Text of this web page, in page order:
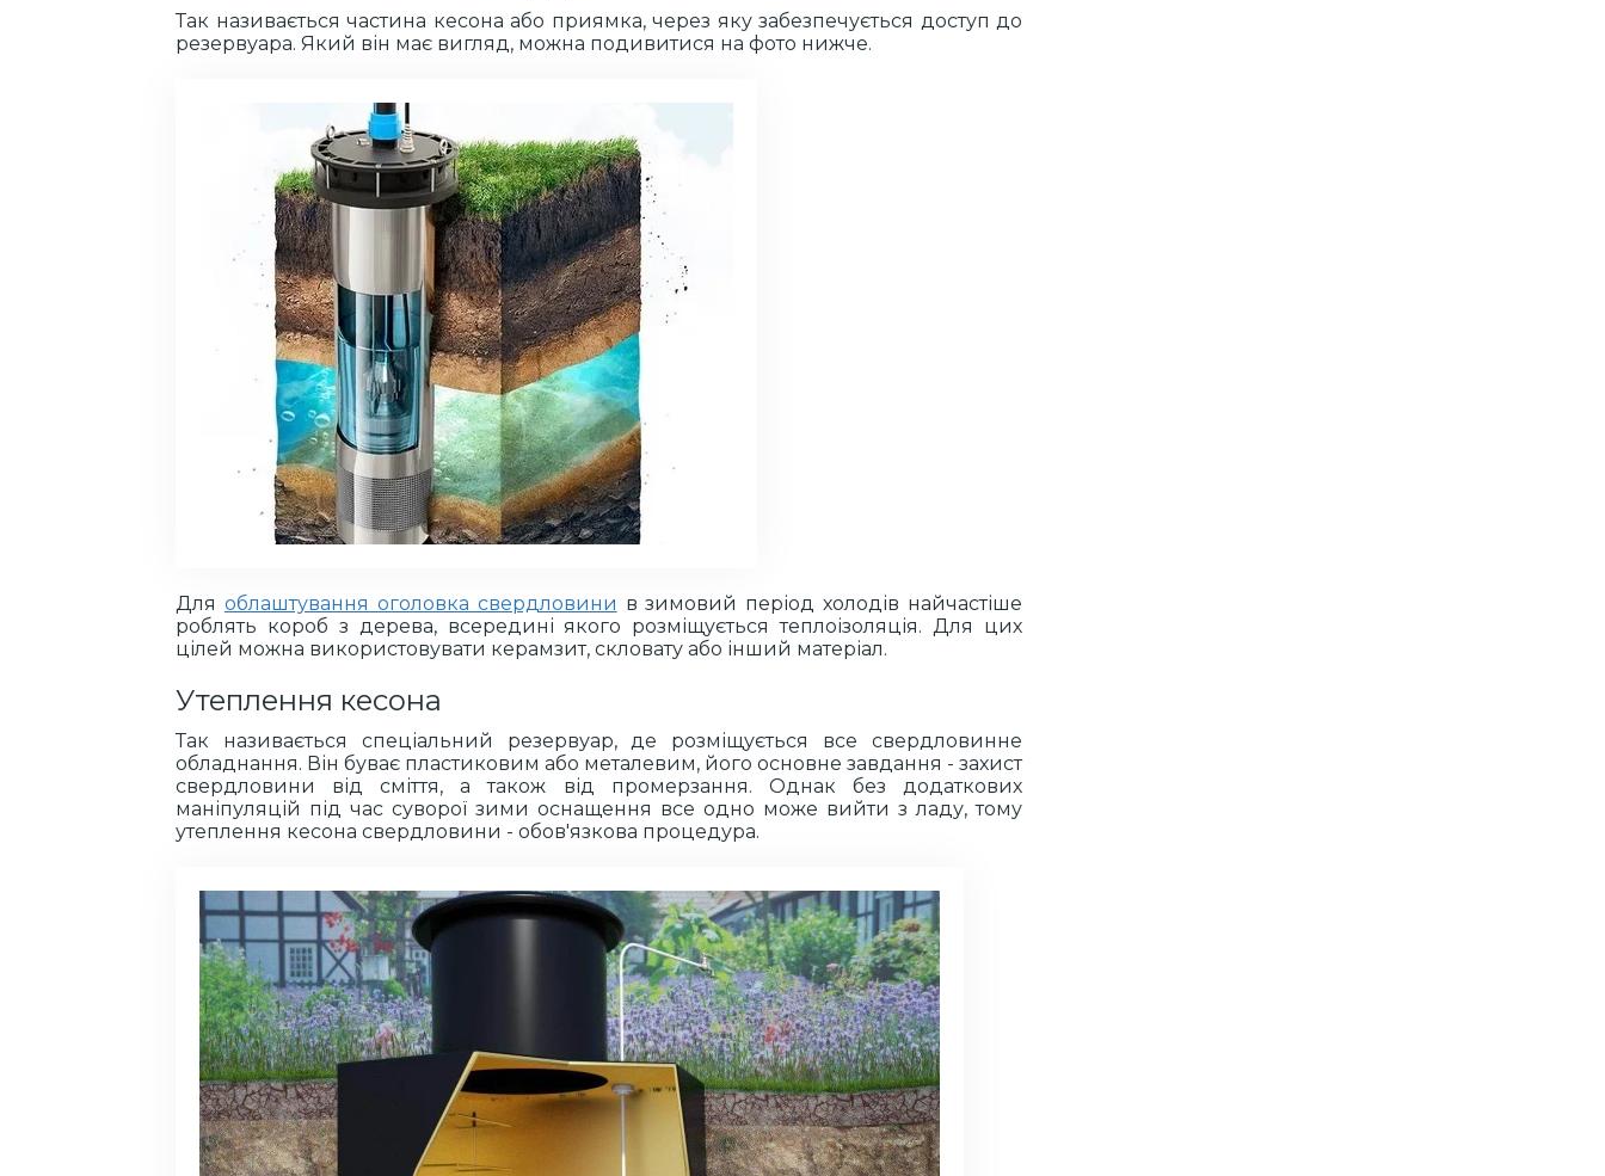
Так називається частина кесона або приямка, через яку забезпечується доступ до
резервуара. Який він має вигляд, можна подивитися на фото нижче.
Для облаштування оголовка свердловини в зимовий період холодів найчастіше
роблять короб з дерева, всередині якого розміщується теплоізоляція. Для цих
цілей можна використовувати керамзит, скловату або інший матеріал.
Утеплення кесона
Так називається спеціальний резервуар, де розміщується все свердловинне
обладнання. Він буває пластиковим або металевим, його основне завдання - захист
свердловини від сміття, а також від промерзання. Однак без додаткових
маніпуляцій під час суворої зими оснащення все одно може вийти з ладу, тому
утеплення кесона свердловини - обов'язкова процедура.